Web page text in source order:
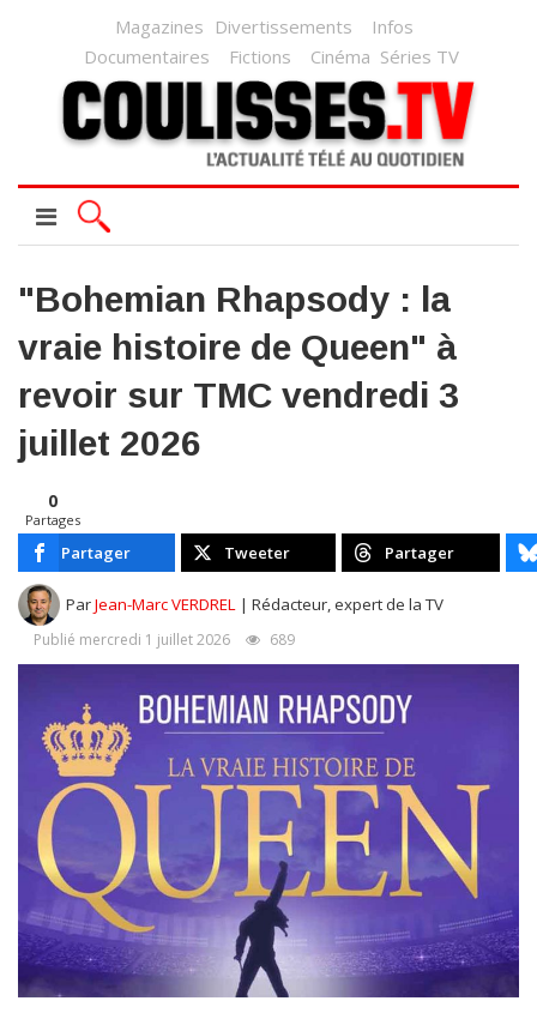
Magazines Divertissements
Infos
Documentaires
Fictions Cinéma Séries TV
"Bohemian Rhapsody : la
vraie histoire de Queen" à
revoir sur TMC vendredi 3
juillet 2026
0
Partages
Partager Tweeter Partager
ParJean-Marc VERDREL | Rédacteur, expert de la TV
Publié mercredi 1 juillet 2026 689